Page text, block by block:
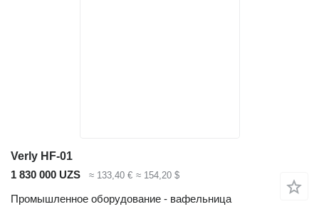
Verly HF-01
1 830 000 UZS
≈ 133,40 € ≈ 154,20 $
Промышленное оборудование - вафельница